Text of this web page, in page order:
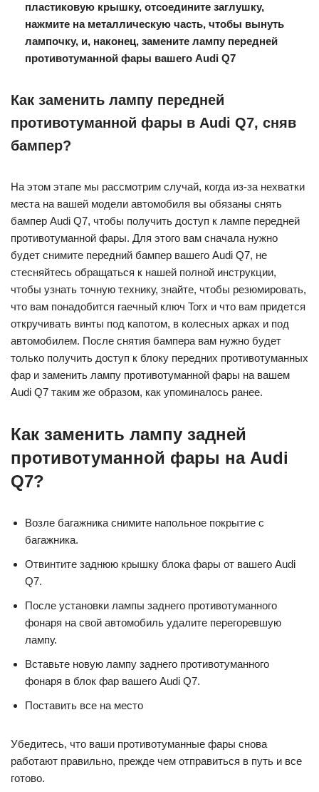
пластиковую крышку, отсоедините заглушку,
нажмите на металлическую часть, чтобы вынуть
лампочку, и, наконец, замените лампу передней
противотуманной фары вашего Audi Q7
Как заменить лампу передней
противотуманной фары в Audi Q7, сняв
бампер?
На этом этапе мы рассмотрим случай, когда из-за нехватки
места на вашей модели автомобиля вы обязаны снять
бампер Audi Q7, чтобы получить доступ к лампе передней
противотуманной фары. Для этого вам сначала нужно
будет снимите передний бампер вашего Audi Q7, не
стесняйтесь обращаться к нашей полной инструкции,
чтобы узнать точную технику, знайте, чтобы резюмировать,
что вам понадобится гаечный ключ Torx и что вам придется
откручивать винты под капотом, в колесных арках и под
автомобилем. После снятия бампера вам нужно будет
только получить доступ к блоку передних противотуманных
фар и заменить лампу противотуманной фары на вашем
Audi Q7 таким же образом, как упоминалось ранее.
Как заменить лампу задней
противотуманной фары на Audi
Q7?
Возле багажника снимите напольное покрытие с
багажника.
Отвинтите заднюю крышку блока фары от вашего Audi
Q7.
После установки лампы заднего противотуманного
фонаря на свой автомобиль удалите перегоревшую
лампу.
Вставьте новую лампу заднего противотуманного
фонаря в блок фар вашего Audi Q7.
Поставить все на место
Убедитесь, что ваши противотуманные фары снова
работают правильно, прежде чем отправиться в путь и все
готово.